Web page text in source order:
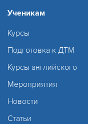
Ученикам
Курсы
Подготовка к ДТМ
Курсы английского
Мероприятия
Новости
Статьи